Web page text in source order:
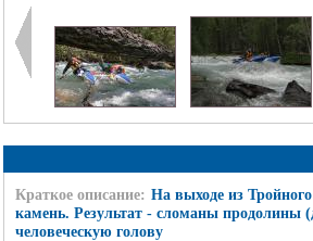
Краткое описание: На выходе из
камень. Результат - сломаны продолины
человеческую голову